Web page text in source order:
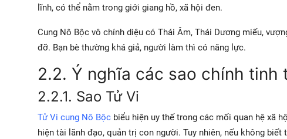
lĩnh, có thể nằm trong giới giang hồ, xã hội đen.
Cung Nô Bộc vô chính diệu có Thái Âm, Thái Dương miếu,
đỡ. Bạn bè thường khá giả, người làm thì có năng lực.
2.2. Ý nghĩa các sao chính tinh
2.2.1. Sao Tử Vi
Tử Vi cung Nô Bộc biểu hiện uy thế trong các mối quan hệ xã
hiện tài lãnh đạo, quản trị con người. Tuy nhiên, nếu không